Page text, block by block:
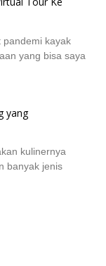
pandemi kayak
yang bisa saya
yang
kulinernya
banyak jenis